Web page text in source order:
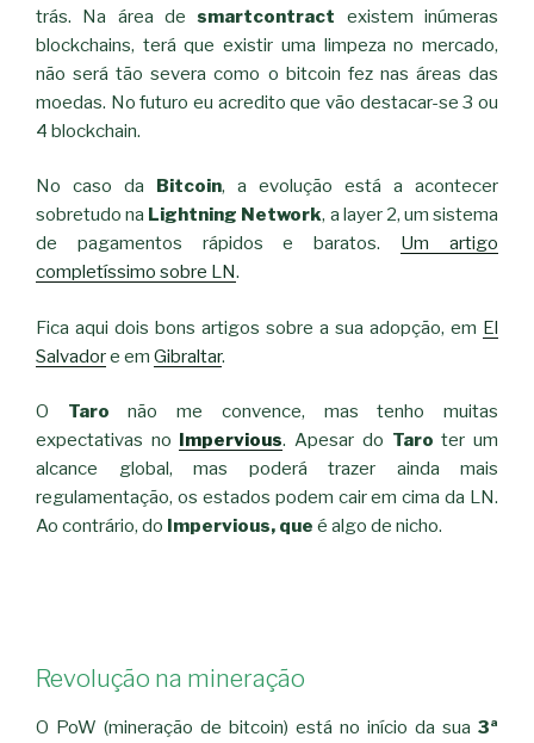
trás. Na área desmartcontract existem inúmeras
blockchains, terá que existir uma limpeza no mercado,
não será tão severa como o bitcoin fez nas áreas das
moedas. No futuro eu acredito que vão destacar-se 3 ou
4 blockchain.
No caso da Bitcoin, a evolução está a acontecer
sobretudo na Lightning Network, a layer 2, um sistema
de pagamentos rápidos e baratos. Um artigo
completíssimo sobre LN.
Fica aqui dois bons artigos sobre a sua adopção, em El
Salvadore em Gibraltar.
O Taronão me convence, mas tenho muitas
expectativas no Impervious. Apesar do Taroter um
alcance global, mas poderá trazer ainda mais
regulamentação, os estados podem cair em cima da LN.
Ao contrário, do Impervious, que é algo de nicho.
Revolução na mineração
O PoW (mineração de bitcoin) está no início da sua 3ª